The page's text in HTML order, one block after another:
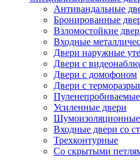
Антивандальные
Бронированные
Взломостойкие
Входные
Двери наружные
Двери с
Двери с домофоном
Двери с
Усиленные двери
Шумоизоляционные
Входные двери со
Трехконтурные
Со скрытыми